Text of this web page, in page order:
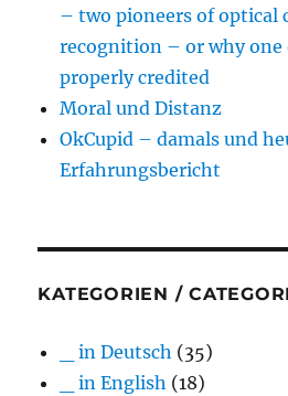
– two pioneers of optical
recognition – or why one
properly credited
Moral und Distanz
OkCupid – damals und
Erfahrungsbericht
KATEGORIEN /
_ in Deutsch (35)
_ in English (18)